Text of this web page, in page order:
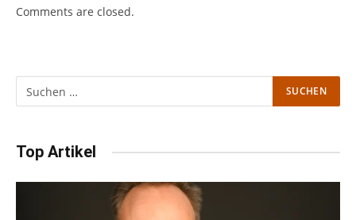
Comments are closed.
Top Artikel